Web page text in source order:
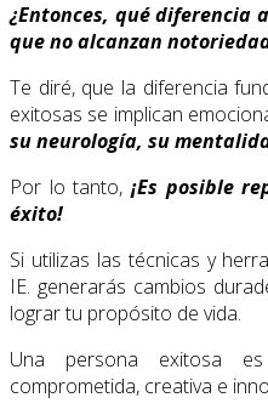
¿Entonces, qué diferencia
que no alcanzan
Te diré, que la diferencia
exitosas se implican
su neurología, su
Por lo tanto, ¡Es posible
éxito!
Si utilizas las técnicas y
IE. generarás cambios
lograr tu propósito de vida.
Una persona exitosa
comprometida, creativa e